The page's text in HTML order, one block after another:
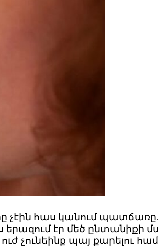
չէին հաս կանում
էր մեծ ընտանիքի
չունեինք պայ քարելու